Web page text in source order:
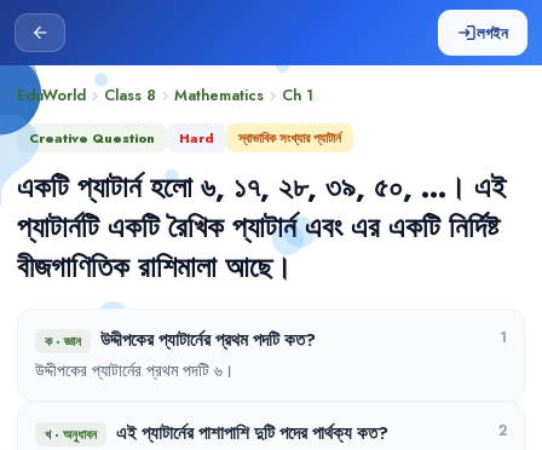
arrow_back loginলগইন
EduWorld chevron_right Class 8 chevron_right Mathematics chevron_right Ch 1
Creative Question Hard স্বাভাবিক সংখ্যার প্যাটার্ন
একটি প্যাটার্ন হলো ৬, ১৭, ২৮, ৩৯, ৫০, ... । এই
প্যাটার্নটি একটি রৈখিক প্যাটার্ন এবং এর একটি নির্দিষ্ট
বীজগাণিতিক রাশিমালা আছে।
ক·জ্ঞান উদ্দীপকেরপ্যাটার্নেরপ্রথমপদটিকত? 1
উদ্দীপকের প্যাটার্নের প্রথম পদটি ৬ ।
খ· অনুধাবন এইপ্যাটার্নেরপাশাপাশিদুটিপদেরপার্থক্যকত? 2